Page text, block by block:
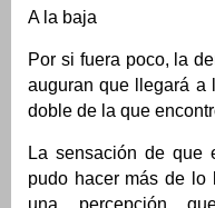
A la baja
Por si fuera poco, la
auguran que llegará a
doble de la que
La sensación de que
pudo hacer más de lo
una percepción